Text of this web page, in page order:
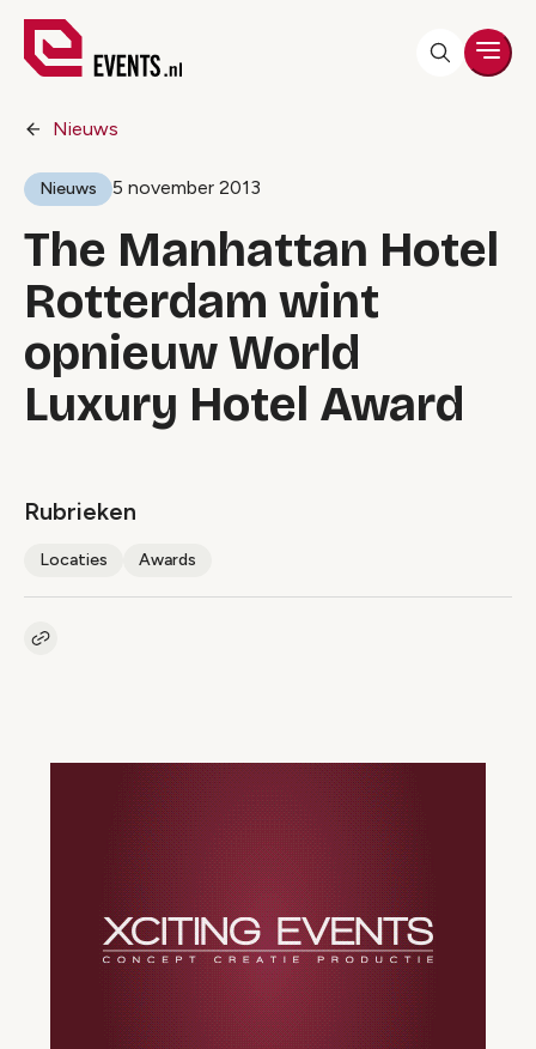
Nieuws
Nieuws 5 november 2013
The Manhattan Hotel
Rotterdam wint
opnieuw World
Luxury Hotel Award
Rubrieken
Locaties Awards
Kopieer link naar artikel